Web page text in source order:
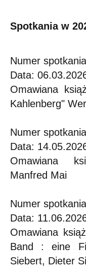
Spotkania w
Numer
Data:
Omawiana
Kahlenberg"
Numer
Data:
Omawiana
Manfred Mai
Numer
Data:
Omawiana
Band : eine
Siebert, Dieter